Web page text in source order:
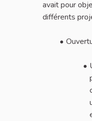
avait pour
différents